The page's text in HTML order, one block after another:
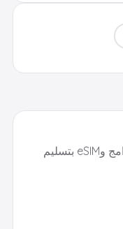
بطاقات هدايا رقمية وأكواد ألعاب وبرامج وeSIM بتسليم